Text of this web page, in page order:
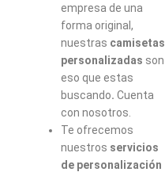
empresa de una
forma original,
nuestras camisetas
personalizadas son
eso que estas
buscando. Cuenta
con nosotros.
Te ofrecemos
nuestros servicios
de personalización